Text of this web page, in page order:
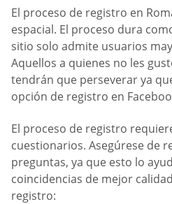
El proceso de registro en
espacial. El proceso dura
sitio solo admite usuarios
Aquellos a quienes no les
tendrán que perseverar ya
opción de registro en
El proceso de registro
cuestionarios. Asegúrese de
preguntas, ya que esto lo
coincidencias de mejor
registro: